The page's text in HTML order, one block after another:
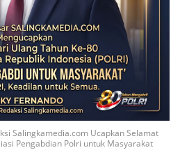
Salingkamedia.com Ucapkan Selamat
Pengabdian Polri untuk Masyarakat